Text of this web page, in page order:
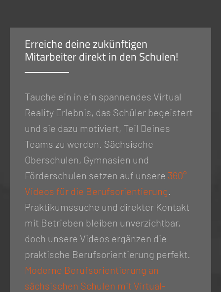
Erreiche deine zukünftigen
Mitarbeiter direkt in den Schulen!
Tauche ein in ein spannendes Virtual
Reality Erlebnis, das Schüler begeistert
und sie dazu motiviert, Teil Deines
Teams zu werden. Sächsische
Oberschulen, Gymnasien und
Förderschulen setzen auf unsere 360°
Videos für die Berufsorientierung.
Praktikumssuche und direkter Kontakt
mit Betrieben bleiben unverzichtbar,
doch unsere Videos ergänzen die
praktische Berufsorientierung perfekt.
Moderne Berufsorientierung an
sächsischen Schulen mit Virtual-